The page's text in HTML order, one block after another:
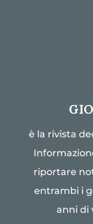
è la rivista
riportare
entrambi i
anni di